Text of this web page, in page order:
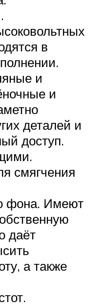
в
и
и
деталей и
доступ.
смягчения
фона. Имеют
даёт
а также